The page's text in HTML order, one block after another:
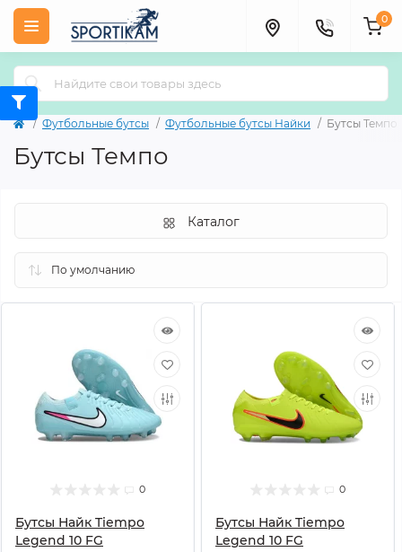
0
Футбольные бутсы Футбольные бутсы Найки Бутсы Темпо
Бутсы Темпо
Каталог
0
Бутсы Найк Tiempo
Legend 10 FG
0
Бутсы Найк Tiempo
Legend 10 FG